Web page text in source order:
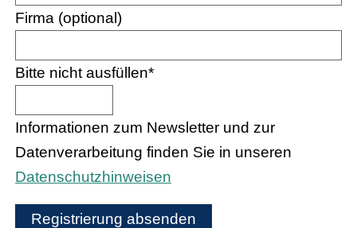
Firma (optional)
Bitte nicht ausfüllen*
Informationen zum Newsletter und zur
Datenverarbeitung finden Sie in unseren
Datenschutzhinweisen
Registrierung absenden